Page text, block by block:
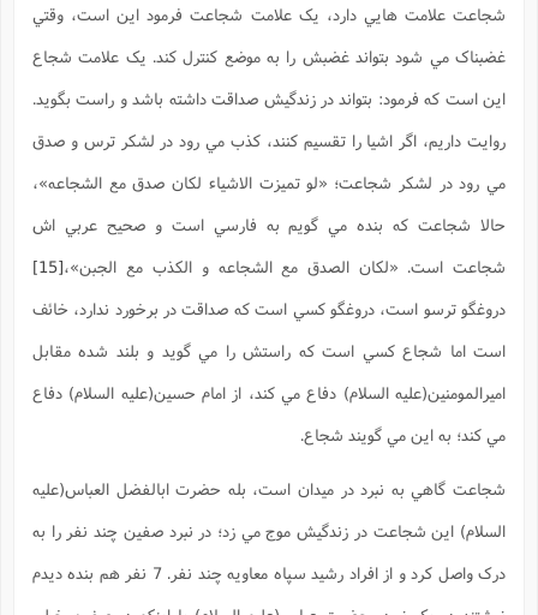
شجاعت علامت هايي دارد، يک علامت شجاعت فرمود اين است، وقتي
غضبناک مي شود بتواند غضبش را به موضع کنترل کند. يک علامت شجاع
اين است که فرمود: بتواند در زندگيش صداقت داشته باشد و راست بگويد.
روايت داريم، اگر اشيا را تقسيم کنند، کذب مي رود در لشکر ترس و صدق
مي رود در لشکر شجاعت؛ «لو تميزت الاشياء لکان صدق مع الشجاعه»،
حالا شجاعت که بنده مي گويم به فارسي است و صحيح عربي اش
شجاعت است. «لکان الصدق مع الشجاعه و الکذب مع الجبن»،[15]
دروغگو ترسو است، دروغگو کسي است که صداقت در برخورد ندارد، خائف
است اما شجاع کسي است که راستش را مي گويد و بلند شده مقابل
اميرالمومنين(علیه السلام) دفاع مي کند، از امام حسين(علیه السلام) دفاع
مي کند؛ به اين مي گويند شجاع.
شجاعت گاهي به نبرد در ميدان است، بله حضرت ابالفضل العباس(علیه
السلام) اين شجاعت در زندگيش موج مي زد؛ در نبرد صفين چند نفر را به
درک واصل کرد و از افراد رشيد سپاه معاويه چند نفر. 7 نفر هم بنده ديدم